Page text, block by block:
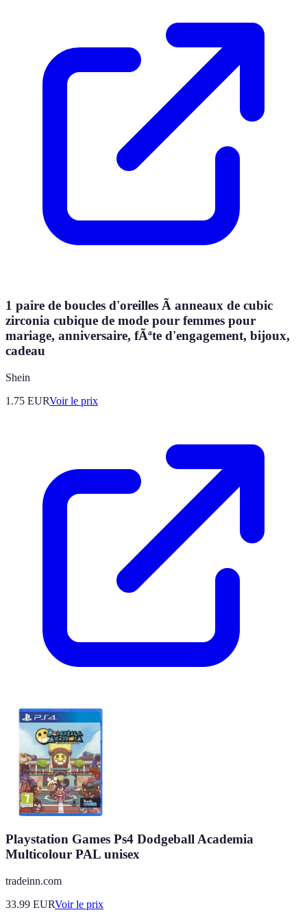
1 paire de boucles d'oreilles Ã anneaux de cubic
zirconia cubique de mode pour femmes pour
mariage, anniversaire, fÃªte d'engagement, bijoux,
cadeau
Shein
1.75 EURVoir le prix
Playstation Games Ps4 Dodgeball Academia
Multicolour PAL unisex
tradeinn.com
33.99 EURVoir le prix